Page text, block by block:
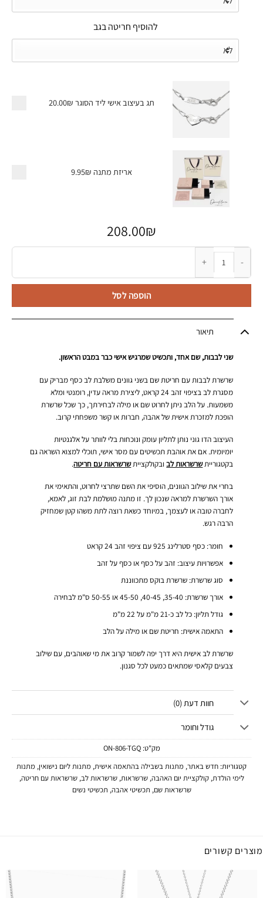
להוסיף חריטה בגב
תג בעיצוב אישי ליד הסוגר 20.00₪
אריזת מתנה 9.95₪
208.00₪
כמות של שרשרת לבבות עם חריטת שם בשני גוונים
הוספה לסל
תיאור
שני לבבות, שם אחד, ותכשיט שמרגיש אישי כבר במבט הראשון.
שרשרת לבבות עם חריטת שם בשני גוונים משלבת לב כסף מבריק עם
מסגרת לב בציפוי זהב 24 קראט, ליצירת מראה עדין, רומנטי ומלא
משמעות. על הלב ניתן לחרוט שם או מילה לבחירתך, כך שכל שרשרת
הופכת למזכרת אישית של אהבה, חברות או קשר משפחתי קרוב.
העיצוב הדו גוני נותן לתליון עומק ונוכחות בלי לוותר על אלגנטיות
יומיומית. אם את אוהבת תכשיטים עם מסר אישי, תוכלי למצוא השראה גם
בקטגורייתשרשראות לבובקולקצייתשרשראות עם חריטה.
בחרי את שילוב הגוונים, הוסיפי את השם שתרצי לחרוט, והתאימי את
אורך השרשרת למראה שנכון לך. זו מתנה מושלמת לבת זוג, לאמא,
לחברה טובה או לעצמך, במיוחד כשאת רוצה לתת משהו קטן שמחזיק
הרבה רגש.
חומר: כסף סטרלינג 925 עם ציפוי זהב 24 קראט
אפשרויות עיצוב: זהב על כסף או כסף על זהב
סוג שרשרת: שרשרת בוקס מתכווננת
אורך שרשרת: 35-40, 40-45, 45-50 או 50-55 ס"מ לבחירה
גודל תליון: כל לב כ-21 מ"מ על 22 מ"מ
התאמה אישית: חריטת שם או מילה על הלב
שרשרת לב אישית היא דרך יפה לשמור קרוב את מי שאוהבים, עם שילוב
צבעים קלאסי שמתאים כמעט לכל סגנון.
חוות דעת (0)
גודל וחומר
מק"ט:ON-806-TGQ
קטגוריות: חדש באתר, מתנות בשבילה בהתאמה אישית, מתנות ליום נישואין, מתנות
לימי הולדת,קולקציית יום האהבה,שרשראות,שרשראות לב,שרשראות עם חריטה,
שרשראות שם, תכשיטי אהבה, תכשיטי נשים
מוצרים קשורים